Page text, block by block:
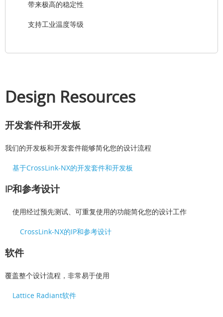
带来极高的稳定性
支持工业温度等级
Design Resources
开发套件和开发板
我们的开发板和开发套件能够简化您的设计流程
基于CrossLink-NX的开发套件和开发板
IP和参考设计
使用经过预先测试、可重复使用的功能简化您的设计工作
CrossLink-NX的IP和参考设计
软件
覆盖整个设计流程，非常易于使用
Lattice Radiant软件